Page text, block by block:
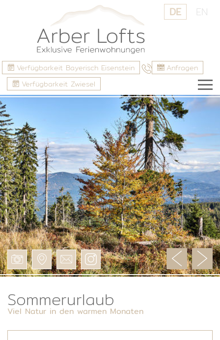
Anfragen
Verfügbarkeit Bayerisch Eisenstein
Verfügbarkeit Zwiesel
DE EN
Sommerurlaub
Viel Natur in den warmen Monaten